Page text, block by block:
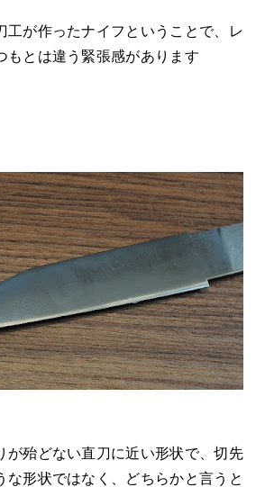
工が作ったナイフということで、レ
もとは違う緊張感があります
が殆どない直刀に近い形状で、切先
な形状ではなく、どちらかと言うと